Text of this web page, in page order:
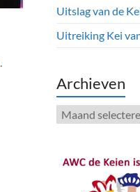
Uitslag van de
Uitreiking Kei
Archieven
Archieven